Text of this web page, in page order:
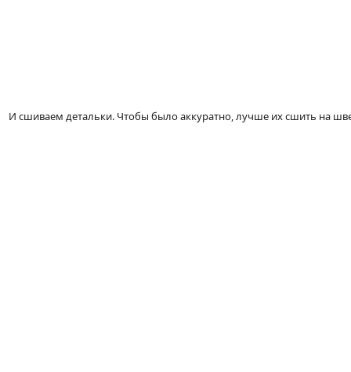
И сшиваем детальки. Чтобы было аккуратно, лучше их сшить на